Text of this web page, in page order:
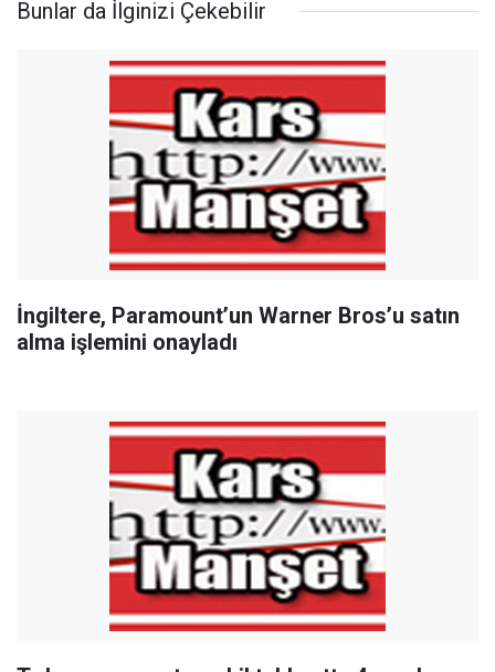
Bunlar da İlginizi Çekebilir
İngiltere, Paramount’un Warner Bros’u satın
alma işlemini onayladı